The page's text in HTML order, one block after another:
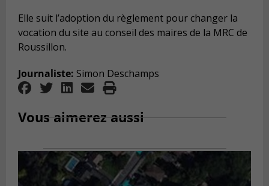
Elle suit l’adoption du règlement pour changer la
vocation du site au conseil des maires de la MRC de
Roussillon.
Journaliste: Simon Deschamps
Vous aimerez aussi